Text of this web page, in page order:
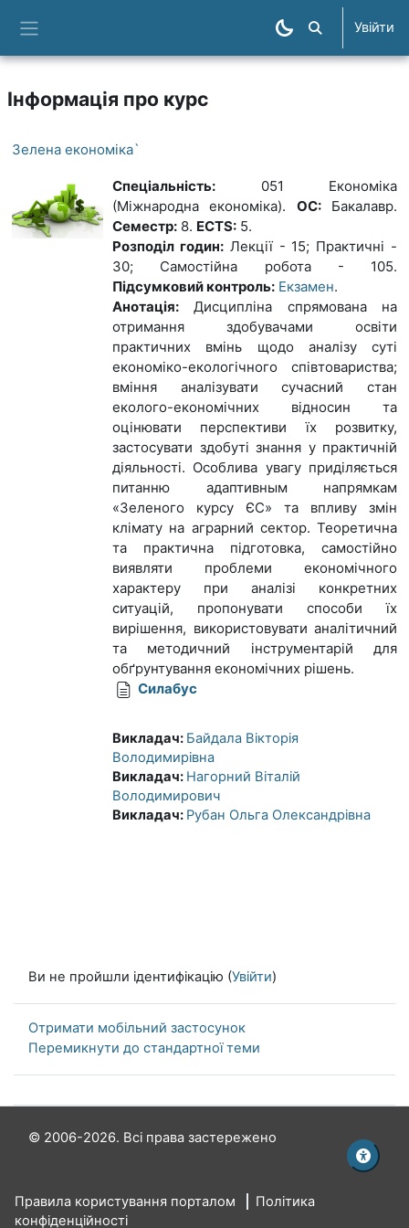
Пошук курсів
Увійти
Інформація про курс
Зелена економіка`
Спеціальність: 051 Економіка
(Міжнародна економіка). ОС:Бакалавр.
Семестр: 8. ECTS: 5.
Розподіл годин:Лекції - 15; Практичні -
30; Самостійна робота - 105.
Підсумковий контроль: Екзамен.
Анотація: Дисципліна спрямована на
отримання здобувачами освіти
практичних вмінь щодо аналізу суті
економіко-екологічного співтовариства;
вміння аналізувати сучасний стан
еколого-економічних відносин та
оцінювати перспективи їх розвитку,
застосувати здобуті знання у практичній
діяльності. Особлива увагу приділяється
питанню адаптивным напрямкам
«Зеленого курсу ЄС» та впливу змін
клімату на аграрний сектор. Теоретична
та практична підготовка, самостійно
виявляти проблеми економічного
характеру при аналізі конкретних
ситуацій, пропонувати способи їх
вирішення, використовувати аналітичний
та методичний інструментарій для
обґрунтування економічних рішень.
Силабус
Викладач: Байдала Вікторія
Володимирівна
Викладач: Нагорний Віталій
Володимирович
Викладач: Рубан Ольга Олександрівна
Ви не пройшли ідентифікацію (Увійти)
Отримати мобільний застосунок
Перемикнути до стандартної теми
© 2006-2026. Всі права застережено
Правила користування порталом
Політика
конфіденційності